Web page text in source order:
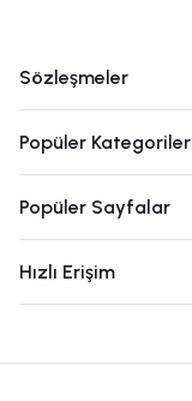
Sözleşmeler
Popüler Kategoriler
Popüler Sayfalar
Hızlı Erişim